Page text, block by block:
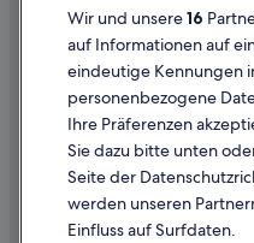
Familien in Soltau
Ferienwohnungen in
Campingplätze in
Hausboote in Bahnhof
Schlösser in Soltau
Villen in Soltau
Hotels mit Pool in Soltau
Inhaltsrichtlinien und Melden
Hilfe
Hilfe
Flug stornieren
Wir und unsere16
auf Informationen auf
eindeutige Kennungen
personenbezogene
Ihre Präferenzen
Sie dazu bitte unten
Seite der
werden unseren
Einfluss auf Surfdaten.